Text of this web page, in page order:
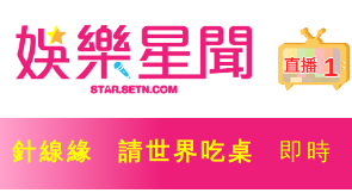
1
針線緣 請世界吃桌 即時